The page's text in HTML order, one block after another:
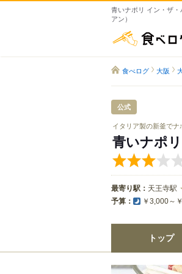
青いナポリ イン・ザ
アン）
食べログ 大阪
公式
イタリア製の新釜でナ
青いナポ
最寄り駅： 天王寺駅
予算： ￥3,000～
トップ